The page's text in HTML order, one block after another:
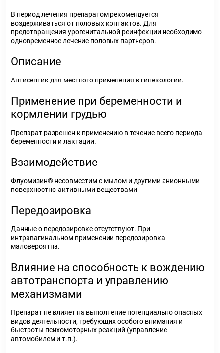
В период лечения препаратом рекомендуется
воздерживаться от половых контактов. Для
предотвращения урогенитальной реинфекции необходимо
одновременное лечение половых партнеров.
Описание
Антисептик для местного применения в гинекологии.
Применение при беременности и
кормлении грудью
Препарат разрешен к применению в течение всего периода
беременности и лактации.
Взаимодействие
Флуомизин® несовместим с мылом и другими анионными
поверхностно-активными веществами.
Передозировка
Данные о передозировке отсутствуют. При
интравагинальном применении передозировка
маловероятна.
Влияние на способность к вождению
автотранспорта и управлению
механизмами
Препарат не влияет на выполнение потенциально опасных
видов деятельности, требующих особого внимания и
быстроты психомоторных реакций (управление
автомобилем и т.п.).